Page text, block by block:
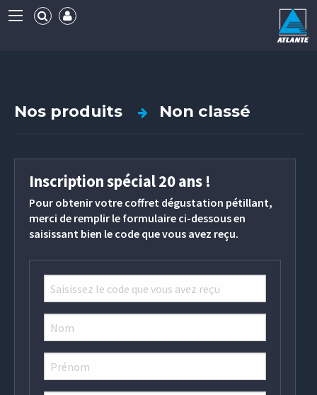
Nos produits Non classé
Inscription spécial 20 ans !
Pour obtenir votre coffret dégustation pétillant,
merci de remplir le formulaire ci-dessous en
saisissant bien le code que vous avez reçu.